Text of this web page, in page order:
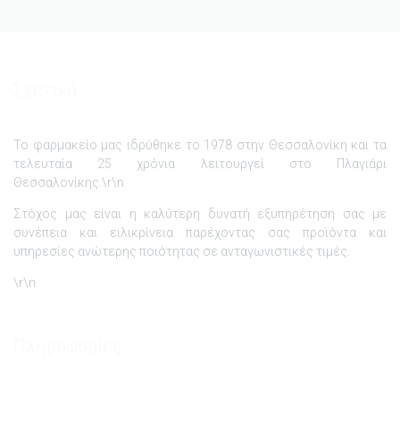
Το φαρμακείο μας ιδρύθηκε το 1978 στην Θεσσαλονίκη και τα
τελευταία 25 χρόνια λειτουργεί στο Πλαγιάρι
Θεσσαλονίκης.\r\n
Στόχος μας είναι η καλύτερη δυνατή εξυπηρέτηση σας με
συνέπεια και ειλικρίνεια παρέχοντας σας προϊόντα και
υπηρεσίες ανώτερης ποιότητας σε ανταγωνιστικές τιμές.
\r\n